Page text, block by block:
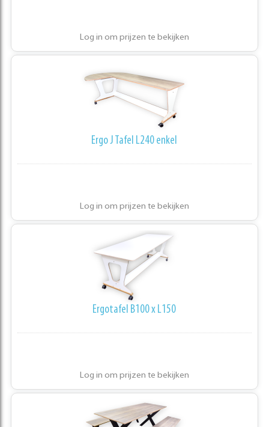
Log in om prijzen te bekijken
Ergo J Tafel L240 enkel
Log in om prijzen te bekijken
Ergotafel B100 x L150
Log in om prijzen te bekijken